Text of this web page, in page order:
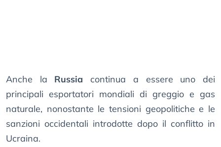
Anche la Russia continua a essere uno dei
principali esportatori mondiali di greggio e gas
naturale, nonostante le tensioni geopolitiche e le
sanzioni occidentali introdotte dopo il conflitto in
Ucraina.